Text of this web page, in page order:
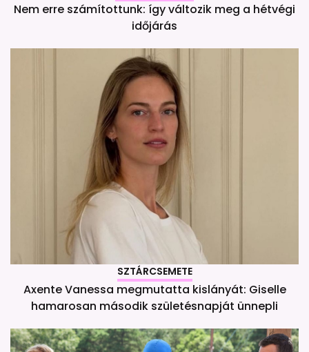
Nem erre számítottunk: így változik meg a hétvégi
időjárás
SZTÁRCSEMETE
Axente Vanessa megmutatta kislányát: Giselle
hamarosan második születésnapját ünnepli